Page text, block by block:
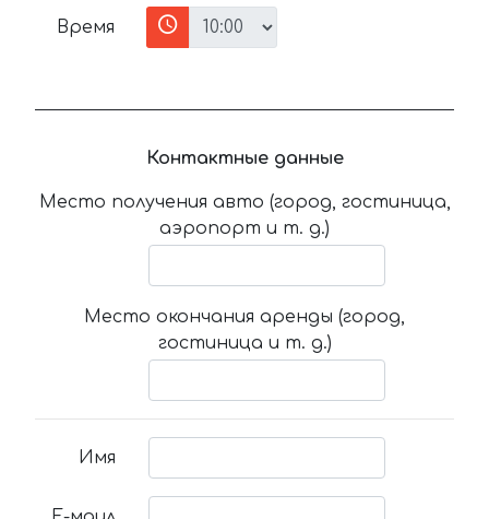
Время
Контактные данные
Место получения авто (город, гостиница,
аэропорт и т. д.)
Место окончания аренды (город,
гостиница и т. д.)
Имя